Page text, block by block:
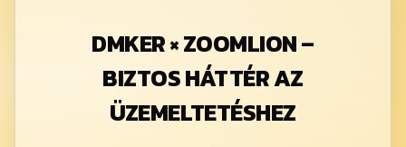
DMKER × ZOOMLION –
BIZTOS HÁTTÉR AZ
ÜZEMELTETÉSHEZ